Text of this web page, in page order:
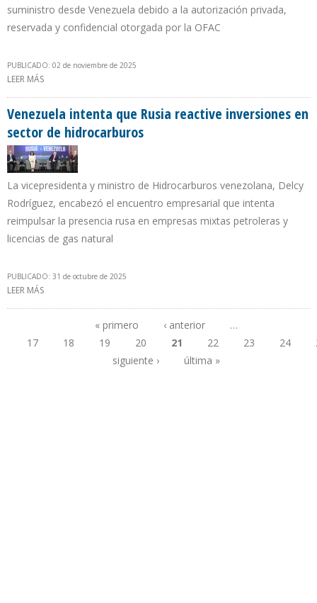
suministro desde Venezuela debido a la autorización privada,
reservada y confidencial otorgada por la OFAC
PUBLICADO: 02 de noviembre de 2025
LEER MÁS
TRUMP
Venezuela intenta que Rusia reactive inversiones en
sector de hidrocarburos
La vicepresidenta y ministro de Hidrocarburos venezolana, Delcy
Rodríguez, encabezó el encuentro empresarial que intenta
reimpulsar la presencia rusa en empresas mixtas petroleras y
licencias de gas natural
PUBLICADO: 31 de octubre de 2025
LEER MÁS
Páginas
« primero ‹ anterior
…
17
18 19 20 21 22 23 24
siguiente ›
última »